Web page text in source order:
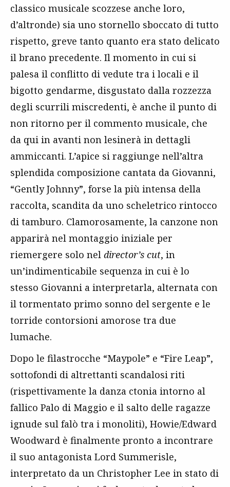
classico musicale scozzese anche loro,
d’altronde) sia uno stornello sboccato di tutto
rispetto, greve tanto quanto era stato delicato
il brano precedente. Il momento in cui si
palesa il conflitto di vedute tra i locali e il
bigotto gendarme, disgustato dalla rozzezza
degli scurrili miscredenti, è anche il punto di
non ritorno per il commento musicale, che
da qui in avanti non lesinerà in dettagli
ammiccanti. L’apice si raggiunge nell’altra
splendida composizione cantata da Giovanni,
“Gently Johnny”, forse la più intensa della
raccolta, scandita da uno scheletrico rintocco
di tamburo. Clamorosamente, la canzone non
apparirà nel montaggio iniziale per
riemergere solo nel director’s cut, in
un’indimenticabile sequenza in cui è lo
stesso Giovanni a interpretarla, alternata con
il tormentato primo sonno del sergente e le
torride contorsioni amorose tra due
lumache.
Dopo le filastrocche “Maypole” e “Fire Leap”,
sottofondi di altrettanti scandalosi riti
(rispettivamente la danza ctonia intorno al
fallico Palo di Maggio e il salto delle ragazze
ignude sul falò tra i monoliti), Howie/Edward
Woodward è finalmente pronto a incontrare
il suo antagonista Lord Summerisle,
interpretato da un Christopher Lee in stato di